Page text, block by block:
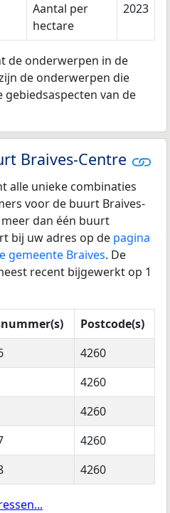
Aantal per
hectare
2023
de onderwerpen in de
de onderwerpen die
van de
Braives-Centre
alle unieke combinaties
voor de buurt Braives-
dan één buurt
bij uw adres op de pagina
gemeente Braives. De
recent bijgewerkt op 1
Postcode(s)
4260
4260
4260
4260
4260